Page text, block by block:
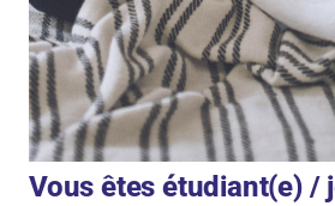
Vous êtes étudiant(e) /